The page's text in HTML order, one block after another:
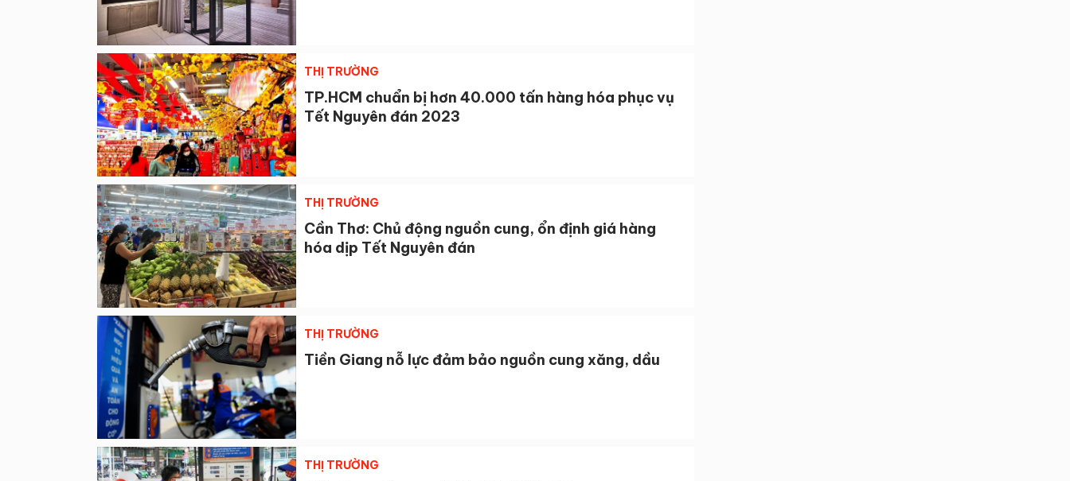
THỊ TRƯỜNG
TP.HCM chuẩn bị hơn 40.000 tấn hàng hóa phục vụ
Tết Nguyên đán 2023
THỊ TRƯỜNG
Cần Thơ: Chủ động nguồn cung, ổn định giá hàng
hóa dịp Tết Nguyên đán
THỊ TRƯỜNG
Tiền Giang nỗ lực đảm bảo nguồn cung xăng, dầu
THỊ TRƯỜNG